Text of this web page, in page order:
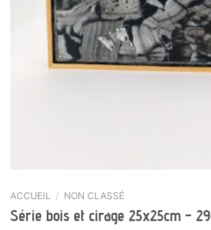
ACCUEIL / NON CLASSÉ
Série bois et cirage 25x25cm – 29